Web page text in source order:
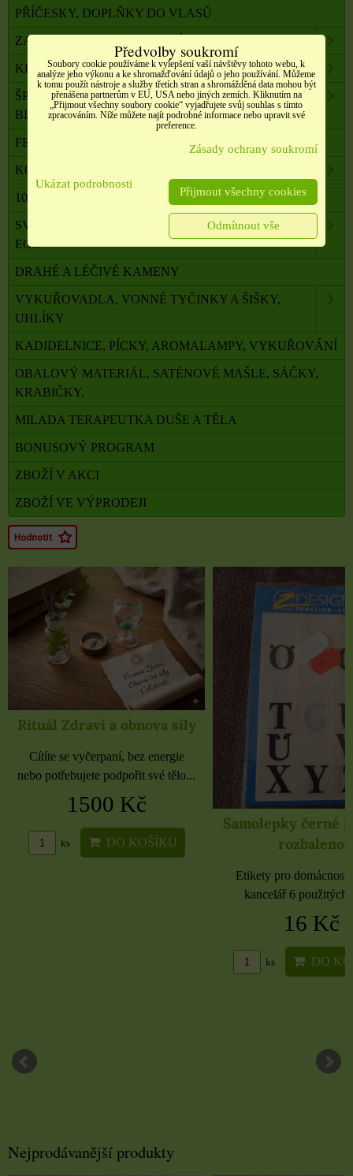
PŘÍČESKY, DOPLŇKY DO VLASŮ
ZAHRADA, BALKON, DOMÁCNOST
KRÁSA A ZDRAVÍ
ŠPERKY, NEREZOVÁ OCEL, PŘÍRODNÍ KÁMEN,
BIŽUTERIE
FENG SHUI, ORG. PYRAMIDY, LAPAČE SNŮ
KOMPONENTY K VÝROBĚ SVÍČEK, ŠPERKŮ
100 % PŘÍRODNÍ ESENCIÁLNÍ OLEJE SALOOS
SVÍČKY Z PALMOVÉHO A SÓJOVÉHO VOSKU
ECO
DRAHÉ A LÉČIVÉ KAMENY
VYKUŘOVADLA, VONNÉ TYČINKY A ŠIŠKY,
UHLÍKY
KADIDELNICE, PÍCKY, AROMALAMPY, VYKUŘOVÁNÍ
OBALOVÝ MATERIÁL, SATÉNOVÉ MAŠLE, SÁČKY,
KRABIČKY,
MILADA TERAPEUTKA DUŠE A TĚLA
BONUSOVÝ PROGRAM
ZBOŽÍ V AKCI
ZBOŽÍ VE VÝPRODEJI
Rituál Zdraví a obnova síly
Cítíte se vyčerpaní, bez energie
nebo potřebujete podpořit své tělo...
1500 Kč
ks DO KOŠÍKU
Samolepky černé
rozbaleno
Etikety pro
kancelář 6 použitých
16 Kč
ks DO
Nejprodávanější produkty
Předvolby soukromí
Soubory cookie používáme k vylepšení vaší návštěvy tohoto webu, k
analýze jeho výkonu a ke shromažďování údajů o jeho používání. Můžeme
k tomu použít nástroje a služby třetích stran a shromážděná data mohou být
přenášena partnerům v EU, USA nebo jiných zemích. Kliknutím na
„Přijmout všechny soubory cookie“ vyjadřujete svůj souhlas s tímto
zpracováním. Níže můžete najít podrobné informace nebo upravit své
preference.
Zásady ochrany soukromí
Ukázat podrobnosti
Přijmout všechny cookies
Odmítnout vše